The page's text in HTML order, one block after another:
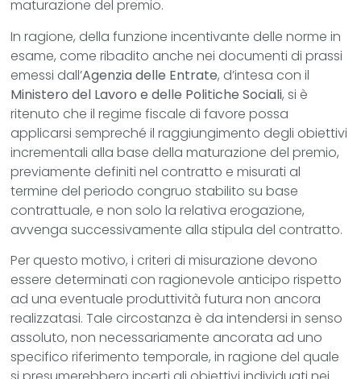
maturazione del premio.
In ragione, della funzione incentivante delle norme in
esame, come ribadito anche nei documenti di prassi
emessi dall’Agenzia delle Entrate, d’intesa con il
Ministero del Lavoro e delle Politiche Sociali, si è
ritenuto che il regime fiscale di favore possa
applicarsi sempreché il raggiungimento degli obiettivi
incrementali alla base della maturazione del premio,
previamente definiti nel contratto e misurati al
termine del periodo congruo stabilito su base
contrattuale, e non solo la relativa erogazione,
avvenga successivamente alla stipula del contratto.
Per questo motivo, i criteri di misurazione devono
essere determinati con ragionevole anticipo rispetto
ad una eventuale produttività futura non ancora
realizzatasi. Tale circostanza è da intendersi in senso
assoluto, non necessariamente ancorata ad uno
specifico riferimento temporale, in ragione del quale